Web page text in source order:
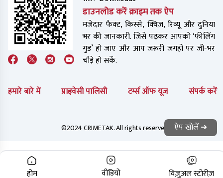
डाउनलोड करें क्राइम तक ऐप
मजेदार फैक्ट, किस्से, क्विज़, रिव्यू और दुनिया
भर की जानकारी. जिसे पढ़कर आपको ‘फीलिंग
गुड’ हो जाए और आप जरूरी जगहों पर जी-भर
चौड़े हो सकें.
हमारे बारे में प्राइवेसी पालिसी टर्म्स ऑफ यूज संपर्क करें
©2024 CRIMETAK. All rights reserved.
होम वीडियो विज़ुअल स्टोरीज़
ऐप खोलें ➜